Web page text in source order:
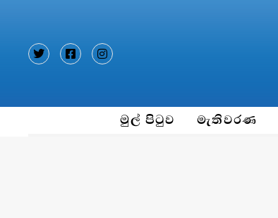
මුල් පිටුව මැතිවරණ